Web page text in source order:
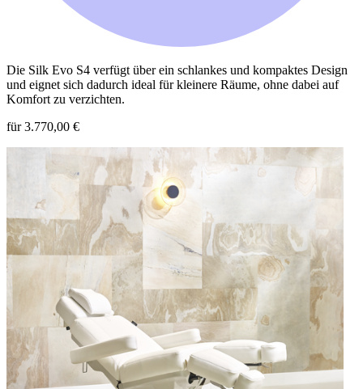
Die Silk Evo S4 verfügt über ein schlankes und kompaktes Design
und eignet sich dadurch ideal für kleinere Räume, ohne dabei auf
Komfort zu verzichten.
für 3.770,00 €